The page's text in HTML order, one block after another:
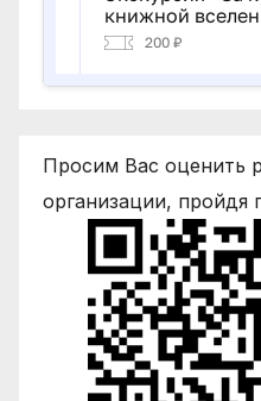
Просим Вас оценить
организации, пройдя